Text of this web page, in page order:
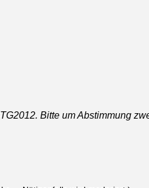
Bitte um Abstimmung